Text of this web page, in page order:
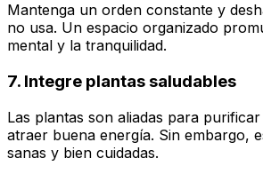
Mantenga un orden constante y
no usa. Un espacio organizado
mental y la tranquilidad.
7. Integre plantas saludables
Las plantas son aliadas para
atraer buena energía. Sin embargo,
sanas y bien cuidadas.